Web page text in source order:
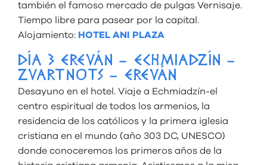
también el famoso mercado de pulgas Vernisaje.
Tiempo libre para pasear por la capital.
Alojamiento: HOTEL ANI PLAZA
DÍA 3 EREVÁN – ECHMIADZÍN –
ZVARTNOTS – EREVÁN
Desayuno en el hotel. Viaje a Echmiadzín-el
centro espiritual de todos los armenios, la
residencia de los católicos y la primera iglesia
cristiana en el mundo (año 303 DC, UNESCO)
donde conoceremos los primeros años de la